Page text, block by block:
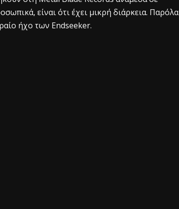
είναι ότι έχει μικρή διάρκεια. Παρόλα
ήχο των Endseeker.